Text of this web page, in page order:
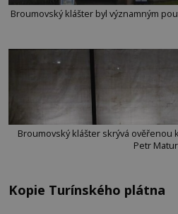
Broumovský klášter byl významným
Broumovský klášter skrývá ověřenou
Petr
Kopie Turínského plátna